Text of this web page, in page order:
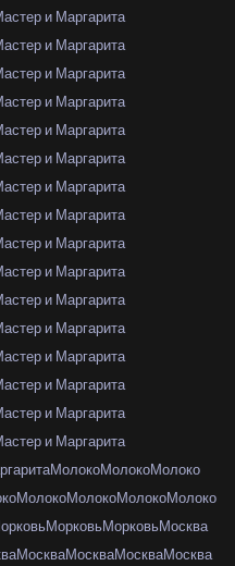
и Маргарита
и Маргарита
и Маргарита
и Маргарита
и Маргарита
и Маргарита
и Маргарита
и Маргарита
и Маргарита
и Маргарита
и Маргарита
и Маргарита
и Маргарита
и Маргарита
и Маргарита
и Маргарита
МолокоМолокоМолоко
МолокоМолокоМолокоМолоко
МорковьМорковьМосква
МоскваМоскваМоскваМосква